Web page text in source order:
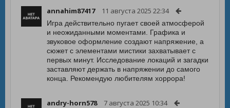
annahim87417 11 августа 2025 22:34
Игра действительно пугает своей атмосферой
и неожиданными моментами. Графика и
звуковое оформление создают напряжение, а
сюжет с элементами мистики захватывает с
первых минут. Исследование локаций и загадки
заставляют держать в напряжении до самого
конца. Рекомендую любителям хоррора!
andry-horn578 7 августа 2025 10:34